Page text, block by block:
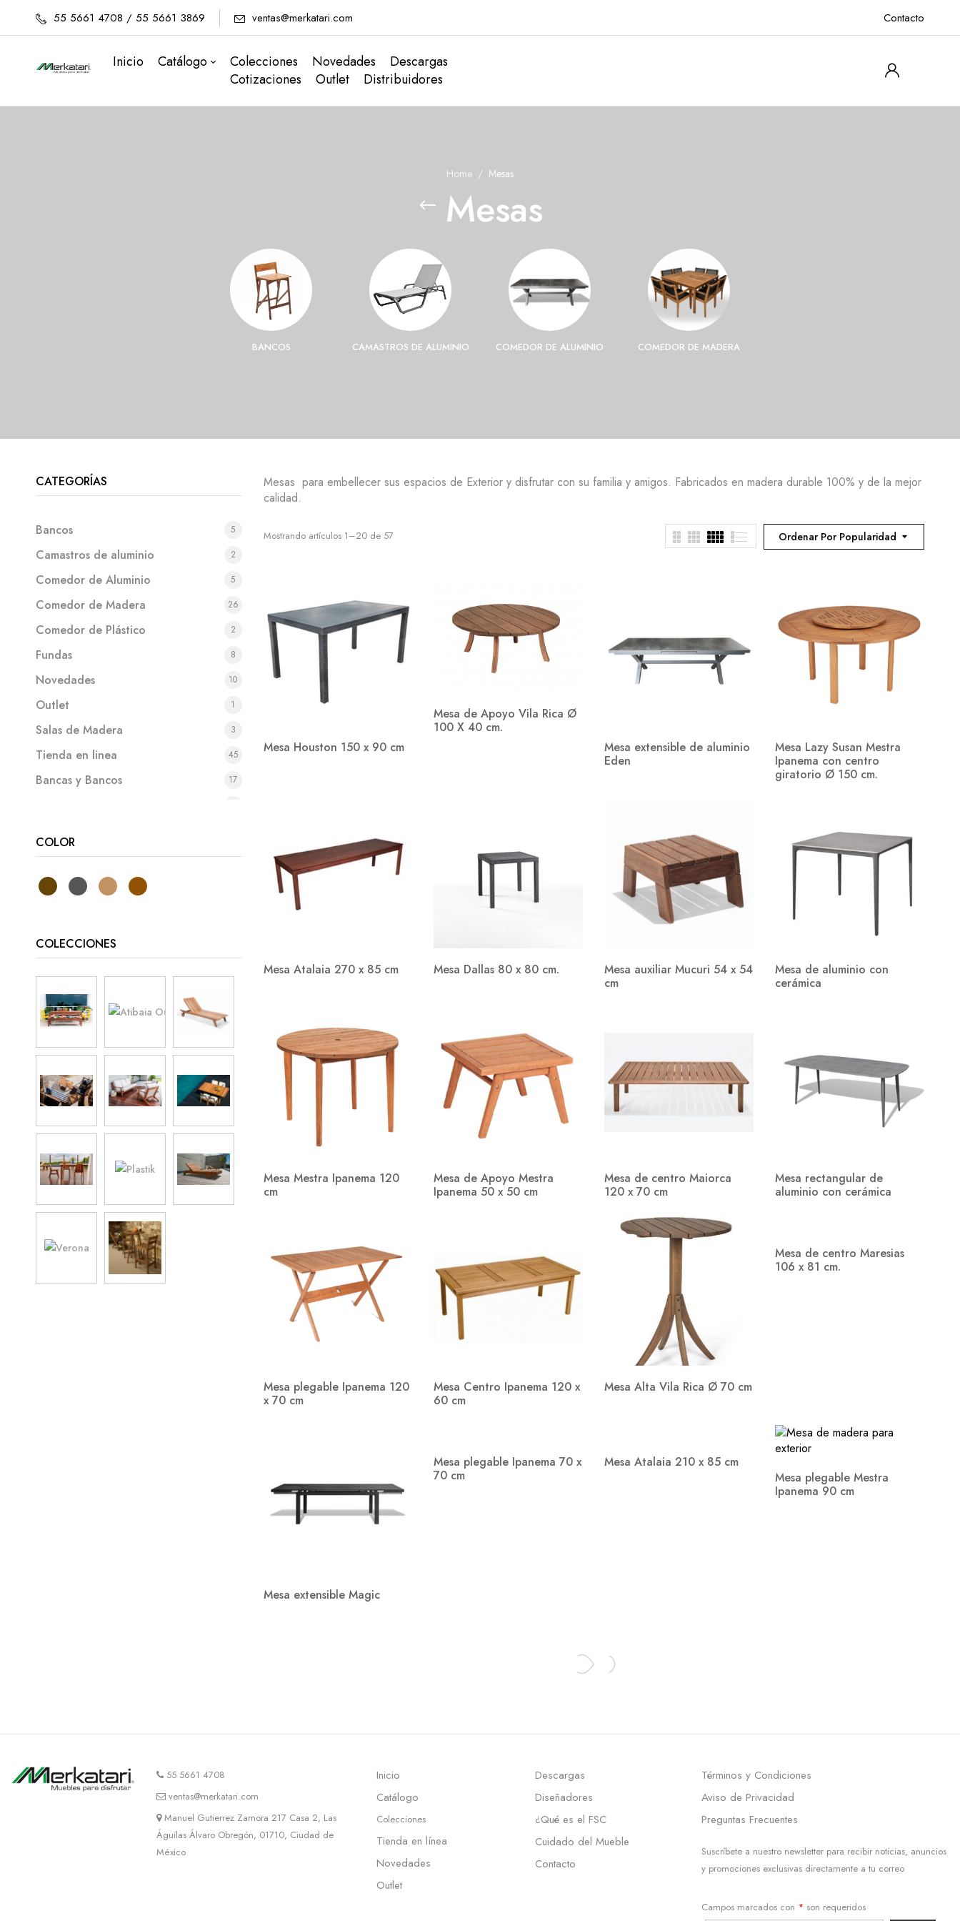
55 5661 4708 / 55 5661 3869 ventas@merkatari.com Contacto
Inicio Catálogo Colecciones Novedades
Descargas
Cotizaciones
Outlet Distribuidores
Home Mesas
Mesas
BANCOS CAMASTROS DE ALUMINIO COMEDOR DE ALUMINIO COMEDOR DE MADERA
CATEGORÍAS
Bancos 5
Camastros de aluminio 2
Comedor de Aluminio 5
Comedor de Madera 26
Comedor de Plástico 2
Fundas 8
Novedades 10
Outlet 1
Salas de Madera 3
Tienda en linea 45
Bancas y Bancos 17
Camastros de madera 12
Camastros de plástico
Mesas 57
Mesas de aluminio 8
Mesas de madera
Mesas de plástico
Salas Modulares 6
Muebles de bar / Cocina 12
Salas 10
Salas de aluminio 4
Salas de plástico
Sillas
Sillas de aluminio 4
Sillas de madera
Sillas de plástico
Sillones
COLOR
COLECCIONES
Mesas para embellecer sus espacios de Exterior y disfrutar con su familia y amigos. Fabricados en madera durable 100% y de la mejor
calidad.
Ordenar Por Popularidad
Mostrando artículos 1–20 de 57
Mesa Houston 150 x 90 cm
Mesa de Apoyo Vila Rica Ø
100 X 40 cm.
Mesa extensible de aluminio
Eden
Mesa Lazy Susan Mestra
Ipanema con centro
giratorio Ø 150 cm.
Mesa Atalaia 270 x 85 cm Mesa Dallas 80 x 80 cm.
Mesa auxiliar Mucuri 54 x 54
cm
Mesa de aluminio con
cerámica
Mesa Mestra Ipanema 120
cm
Mesa de Apoyo Mestra
Ipanema 50 x 50 cm
Mesa de centro Maiorca
120 x 70 cm
Mesa rectangular de
aluminio con cerámica
Mesa plegable Ipanema 120
x 70 cm
Mesa Centro Ipanema 120 x
60 cm
Mesa Alta Vila Rica Ø 70 cm
Mesa de centro Maresias
106 x 81 cm.
Mesa extensible Magic
Mesa plegable Ipanema 70 x
70 cm
Mesa Atalaia 210 x 85 cm
Mesa plegable Mestra
Ipanema 90 cm
55 5661 4708
ventas@merkatari.com
Manuel Gutierrez Zamora 217 Casa 2, Las
Águilas Álvaro Obregón, 01710, Ciudad de
México
Inicio
Catálogo
Colecciones
Tienda en línea
Novedades
Outlet
Descargas
Diseñadores
¿Qué es el FSC
Cuidado del Mueble
Contacto
Términos y Condiciones
Aviso de Privacidad
Preguntas Frecuentes
Suscríbete a nuestro newsletter para recibir noticias, anuncios
y promociones exclusivas directamente a tu correo
Campos marcados con * son requeridos